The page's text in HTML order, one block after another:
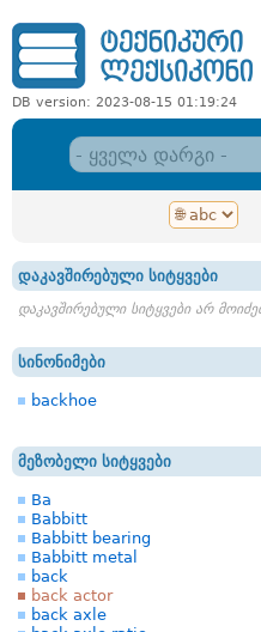
DB version: 2023-08-15 01:19:24
დაკავშირებული სიტყვები
დაკავშირებული სიტყვები არ
სინონიმები
backhoe
მეზობელი სიტყვები
Ba
Babbitt
Babbitt bearing
Babbitt metal
back
back actor
back axle